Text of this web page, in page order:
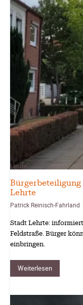
Lehrte
Lehrte
Patrick Reinisch-Fahrland
Stadt Lehrte:
Feldstraße. Bürger
einbringen.
Weiterlesen